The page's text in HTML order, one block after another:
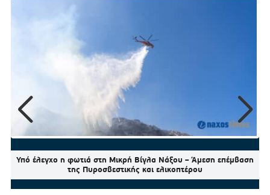
Υπό έλεγχο η φωτιά στη Μικρή Βίγλα Νάξου – Άμεση επέμβαση
της Πυροσβεστικής και ελικοπτέρου